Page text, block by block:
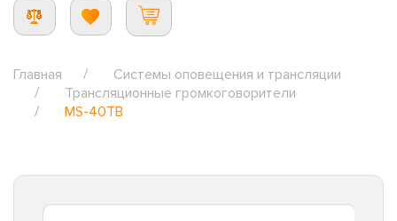
Главная
Системы оповещения и трансляции
Трансляционные громкоговорители
MS-40TB